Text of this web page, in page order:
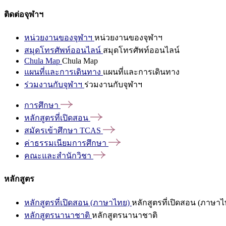
ติดต่อจุฬาฯ
หน่วยงานของจุฬาฯ หน่วยงานของจุฬาฯ
สมุดโทรศัพท์ออนไลน์ สมุดโทรศัพท์ออนไลน์
Chula Map Chula Map
แผนที่และการเดินทาง แผนที่และการเดินทาง
ร่วมงานกับจุฬาฯ ร่วมงานกับจุฬาฯ
การศึกษา
หลักสูตรที่เปิดสอน
สมัครเข้าศึกษา TCAS
ค่าธรรมเนียมการศึกษา
คณะและสำนักวิชา
หลักสูตร
หลักสูตรที่เปิดสอน (ภาษาไทย) หลักสูตรที่เปิดสอน (ภาษาไ
หลักสูตรนานาชาติ หลักสูตรนานาชาติ